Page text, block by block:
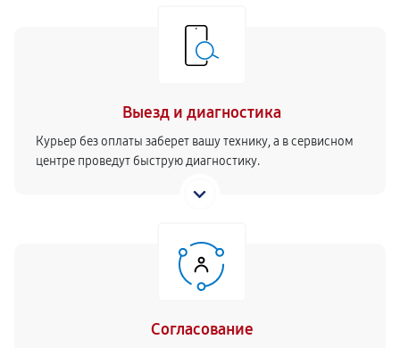
Выезд и диагностика
Курьер без оплаты заберет вашу технику, а в сервисном
центре проведут быструю диагностику.
Согласование